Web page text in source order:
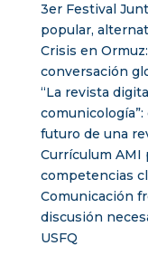
3er Festival
popular,
Crisis en
conversación
“La revista
futuro de una
Currículum AMI
competencias
Comunicación
discusión
USFQ